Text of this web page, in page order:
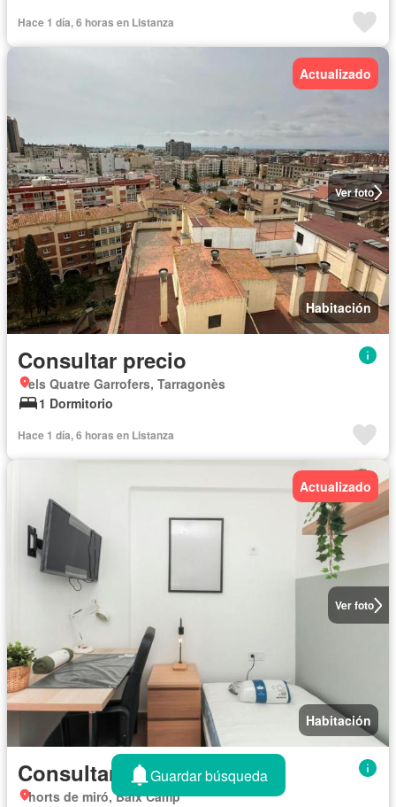
Hace 1 día, 6 horas en Listanza
Ver foto
Actualizado
Habitación
Consultar precio
els Quatre Garrofers, Tarragonès
1 Dormitorio
Hace 1 día, 6 horas en Listanza
Ver foto
Actualizado
Habitación
Consultar precio
horts de miró, Baix Camp
Guardar búsqueda